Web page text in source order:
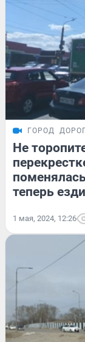
ГОРОД
Не
теперь
1 мая, 2024, 12:26